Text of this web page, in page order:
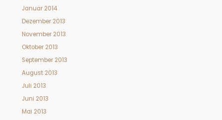
Januar 2014
Dezember 2013
November 2013
Oktober 2013
September 2013
August 2013
Juli 2013
Juni 2013
Mai 2013